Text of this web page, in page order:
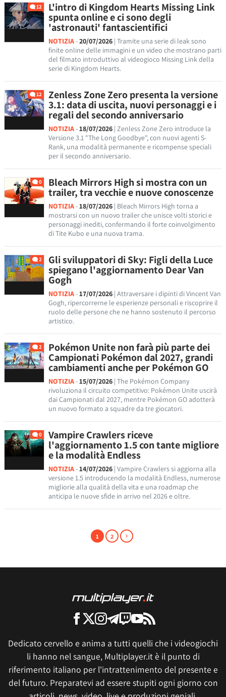
12 L'intro di Kingdom Hearts Missing Link
spunta online e ci sono degli
'astronauti' fantascientifici
NOTIZIA-20/07/2026 | Tramite una serie di leak sono
finite online delle immagini e un video che mostrano parti
del filmato introduttivo al videogioco Missing Link della
serie di Kingdom Hearts.
12 Zenless Zone Zero presenta la versione
3.1: data di uscita, nuovi personaggi e i
regali del secondo anniversario
NOTIZIA-18/07/2026 | Zenless Zone Zero introduce la
Versione 3.1 "The Long Goodbye", con nuovi agenti S-
Rank, una modalità permanente e ricompense speciali
per il secondo anniversario.
0 Bleach Mirrors High si mostra con un
trailer, tra vecchie e nuove conoscenze
NOTIZIA-18/07/2026 | Bleach Mirrors High torna a
mostrarsi con un nuovo trailer che unisce volti storici e
personaggi inediti, confermando il forte coinvolgimento
di Tite Kubo e una nuova trama.
2 Gli sviluppatori di Sky: Figli della Luce
spiegano l'aggiornamento Dear Van
Gogh
NOTIZIA-17/07/2026 | Attraversare i dipinti di Vincent Van
Gogh, ripercorrerne le esperienze personali e riscoprire il
ruolo delle persone che ne hanno sostenuto il percorso
artistico.
2 Pokémon Unite non farà più parte dei
Campionati Pokémon dal 2027, grandi
cambiamenti anche per Pokémon GO
NOTIZIA-15/07/2026 | The Pokémon Company
rivoluziona il circuito competitivo: Pokémon Unite uscirà
dai Campionati dal 2027, mentre Pokémon GO adotterà
un nuovo formato a squadre da tre giocatori.
0 Vampire Crawlers riceve
l'aggiornamento 1.5 con tante migliore
e la modalità Endless
NOTIZIA-14/07/2026 | Vampire Crawlers si aggiorna alla
versione 1.5 introducendo la modalità Endless, numerose
migliorie alla qualità della vita e una roadmap che
anticipa le nuove sfide in arrivo nel 2026 e oltre.
1 2
Dedicato cervello e anima a tutti quelli che i videogiochi
li hanno nel sangue, Multiplayer.it è il punto di
riferimento italiano per l'intrattenimento del presente e
del futuro. Preparatevi ad essere stupiti ogni giorno con